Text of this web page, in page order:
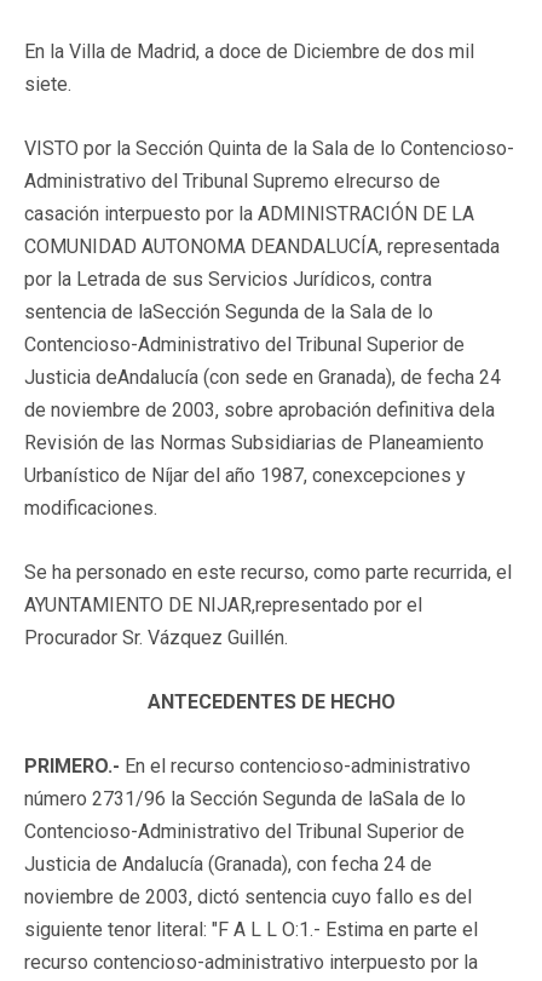
En la Villa de Madrid, a doce de Diciembre de dos mil
siete.
VISTO por la Sección Quinta de la Sala de lo Contencioso-
Administrativo del Tribunal Supremo elrecurso de
casación interpuesto por la ADMINISTRACIÓN DE LA
COMUNIDAD AUTONOMA DEANDALUCÍA, representada
por la Letrada de sus Servicios Jurídicos, contra
sentencia de laSección Segunda de la Sala de lo
Contencioso-Administrativo del Tribunal Superior de
Justicia deAndalucía (con sede en Granada), de fecha 24
de noviembre de 2003, sobre aprobación definitiva dela
Revisión de las Normas Subsidiarias de Planeamiento
Urbanístico de Níjar del año 1987, conexcepciones y
modificaciones.
Se ha personado en este recurso, como parte recurrida, el
AYUNTAMIENTO DE NIJAR,representado por el
Procurador Sr. Vázquez Guillén.
ANTECEDENTES DE HECHO
PRIMERO.- En el recurso contencioso-administrativo
número 2731/96 la Sección Segunda de laSala de lo
Contencioso-Administrativo del Tribunal Superior de
Justicia de Andalucía (Granada), con fecha 24 de
noviembre de 2003, dictó sentencia cuyo fallo es del
siguiente tenor literal: "F A L L O:1.- Estima en parte el
recurso contencioso-administrativo interpuesto por la